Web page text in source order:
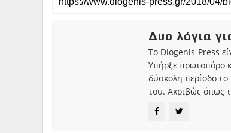
Δυο λόγια
Το Diogenis-Press
Υπήρξε πρωτοπόρο
δύσκολη περίοδο το
του. Ακριβώς όπως